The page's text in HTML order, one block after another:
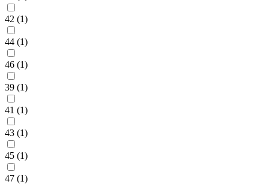
42 (1)
44 (1)
46 (1)
39 (1)
41 (1)
43 (1)
45 (1)
47 (1)